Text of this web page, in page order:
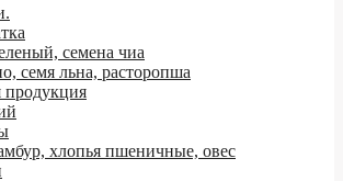
семена чиа
семя льна, расторопша
продукция
хлопья пшеничные, овес